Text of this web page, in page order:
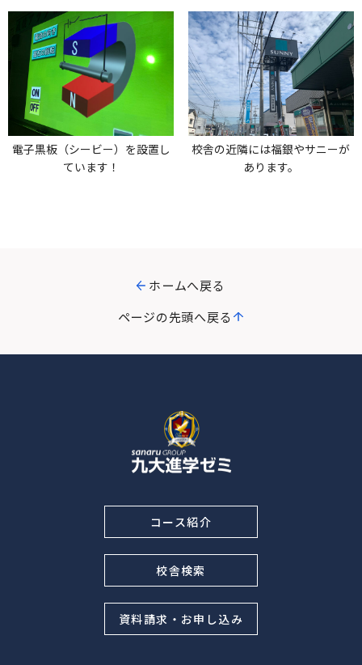
電子黒板（シービー）を設置し
ています！
校舎の近隣には福銀やサニーが
あります。
ホームへ戻る
ページの先頭へ戻る
コース紹介
校舎検索
資料請求・お申し込み